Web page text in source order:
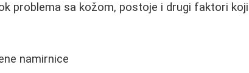
problema sa kožom, postoje i drugi faktori
namirnice